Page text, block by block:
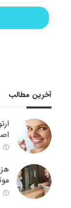
آخرین مطالب